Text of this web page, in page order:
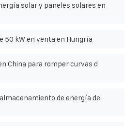
solar y paneles solares en
50 kW en venta en Hungría
China para romper curvas d
de energía de